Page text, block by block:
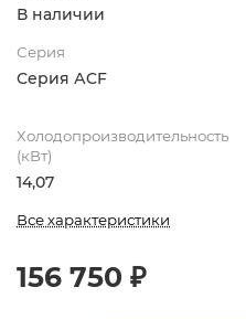
В наличии
Серия
Серия АCF
Холодопроизводительность
(кВт)
14,07
Все характеристики
156 750 ₽